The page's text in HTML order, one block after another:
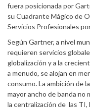
fuera posicionada por
su Cuadrante Mágico de
Servicios Profesionales
Según Gartner, a nivel
requieren servicios
globalización y a la
a menudo, se alojan en
consumo. La ambición de
mayor ancho de banda no
la centralización de las TI,